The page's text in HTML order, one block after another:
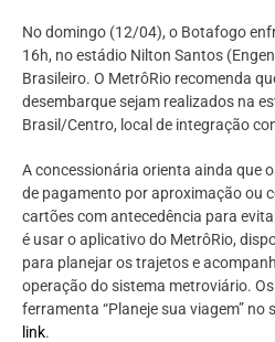
No domingo (12/04), o Botafogo
16h, no estádio Nilton Santos
Brasileiro. O MetrôRio recomenda
desembarque sejam realizados na
Brasil/Centro, local de integração
A concessionária orienta ainda que
de pagamento por aproximação ou
cartões com antecedência para
é usar o aplicativo do MetrôRio,
para planejar os trajetos e
operação do sistema metroviário.
ferramenta “Planeje sua viagem”
link.